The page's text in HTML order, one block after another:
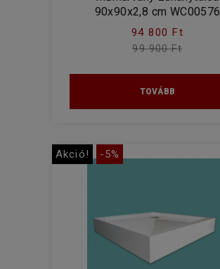
90x90x2,8 cm WC00576
94 800 Ft
99 900 Ft
TOVÁBB
Akció! -5%